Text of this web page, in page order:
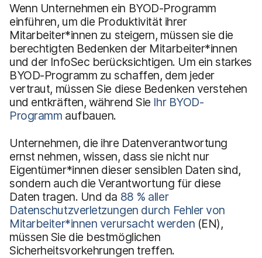
Wenn Unternehmen ein BYOD-Programm
einführen, um die Produktivität ihrer
Mitarbeiter*innen zu steigern, müssen sie die
berechtigten Bedenken der Mitarbeiter*innen
und der InfoSec berücksichtigen. Um ein starkes
BYOD-Programm zu schaffen, dem jeder
vertraut, müssen Sie diese Bedenken verstehen
und entkräften, während Sie Ihr BYOD-
Programm aufbauen.
Unternehmen, die ihre Datenverantwortung
ernst nehmen, wissen, dass sie nicht nur
Eigentümer*innen dieser sensiblen Daten sind,
sondern auch die Verantwortung für diese
Daten tragen. Und da 88 % aller
Datenschutzverletzungen durch Fehler von
Mitarbeiter*innen verursacht werden (EN),
müssen Sie die bestmöglichen
Sicherheitsvorkehrungen treffen.